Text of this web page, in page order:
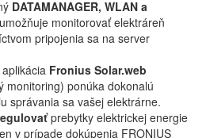
DATAMANAGER, WLAN a
monitorovať elektráreň
pripojenia sa na server
Fronius Solar.web
monitoring) ponúka dokonalú
správania sa vašej elektrárne.
prebytky elektrickej energie
v prípade dokúpenia FRONIUS